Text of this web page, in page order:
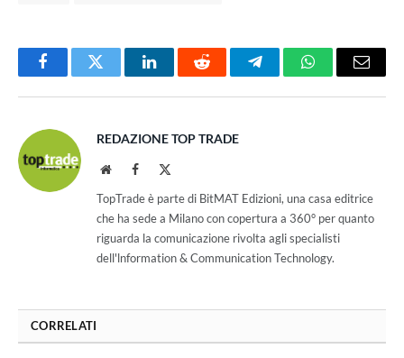
FacebookTwitter LinkedInReddit TelegramWhatsAppEmail
REDAZIONE TOP TRADE
WebsiteFacebook
TopTrade è parte di BitMAT Edizioni, una casa editrice
che ha sede a Milano con copertura a 360° per quanto
riguarda la comunicazione rivolta agli specialisti
dell'lnformation & Communication Technology.
CORRELATI